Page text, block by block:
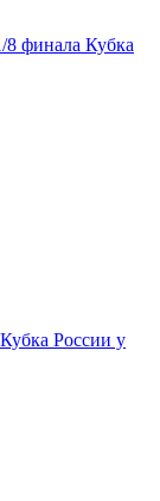
8 финала Кубка
России у